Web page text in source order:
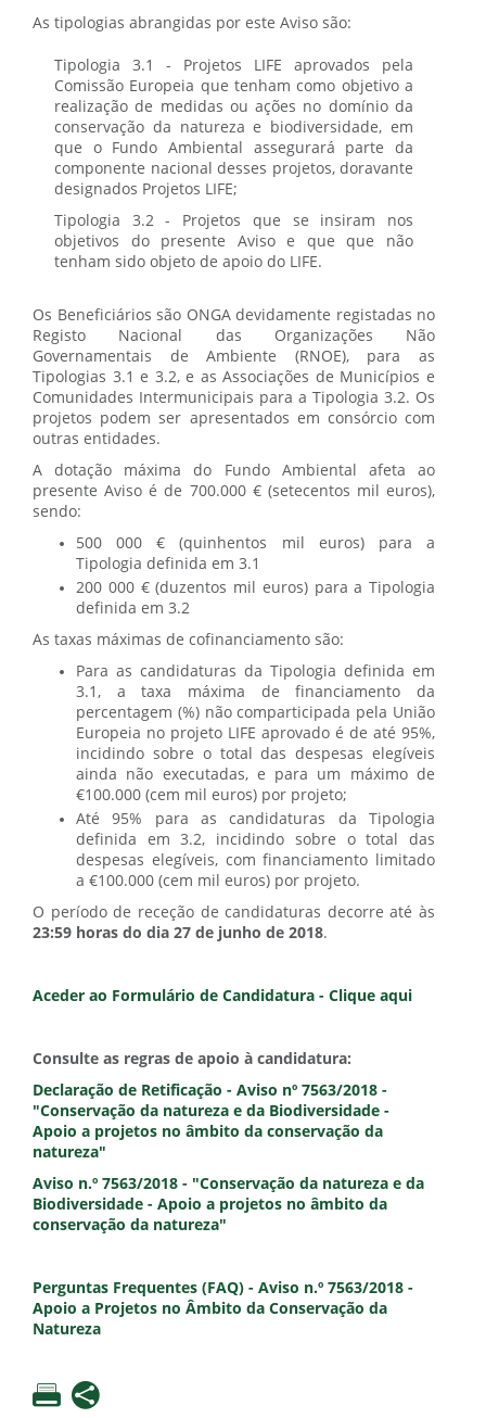
As tipologias abrangidas por este Aviso são:
Tipologia 3.1 - Projetos LIFE aprovados pela
Comissão Europeia que tenham como objetivo a
realização de medidas ou ações no domínio da
conservação da natureza e biodiversidade, em
que o Fundo Ambiental assegurará parte da
componente nacional desses projetos, doravante
designados Projetos LIFE;
Tipologia 3.2 - Projetos que se insiram nos
objetivos do presente Aviso e que que não
tenham sido objeto de apoio do LIFE.
Os Beneficiários são ONGA devidamente registadas no
Registo Nacional das Organizações Não
Governamentais de Ambiente (RNOE), para as
Tipologias 3.1 e 3.2, e as Associações de Municípios e
Comunidades Intermunicipais para a Tipologia 3.2. Os
projetos podem ser apresentados em consórcio com
outras entidades.
A dotação máxima do Fundo Ambiental afeta ao
presente Aviso é de 700.000 € (setecentos mil euros),
sendo:
500 000 € (quinhentos mil euros) para a
Tipologia definida em 3.1
200 000 € (duzentos mil euros) para a Tipologia
definida em 3.2
As taxas máximas de cofinanciamento são:
Para as candidaturas da Tipologia definida em
3.1, a taxa máxima de financiamento da
percentagem (%) não comparticipada pela União
Europeia no projeto LIFE aprovado é de até 95%,
incidindo sobre o total das despesas elegíveis
ainda não executadas, e para um máximo de
€100.000 (cem mil euros) por projeto;
Até 95% para as candidaturas da Tipologia
definida em 3.2, incidindo sobre o total das
despesas elegíveis, com financiamento limitado
a €100.000 (cem mil euros) por projeto.
O período de receção de candidaturas decorre até às
23:59 horas do dia 27 de junho de 2018.
Aceder ao Formulário de Candidatura - Clique aqui
Consulte as regras de apoio à candidatura:
Declaração de Retificação - Aviso nº 7563/2018 -
"Conservação da natureza e da Biodiversidade -
Apoio a projetos no âmbito da conservação da
natureza"
Aviso n.º 7563/2018 - "Conservação da natureza e da
Biodiversidade - Apoio a projetos no âmbito da
conservação da natureza"
Perguntas Frequentes (FAQ) - Aviso n.º 7563/2018 -
Apoio a Projetos no Âmbito da Conservação da
Natureza